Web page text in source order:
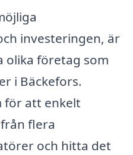
investeringen, är
olika företag som
i Bäckefors.
för att enkelt
flera
och hitta det